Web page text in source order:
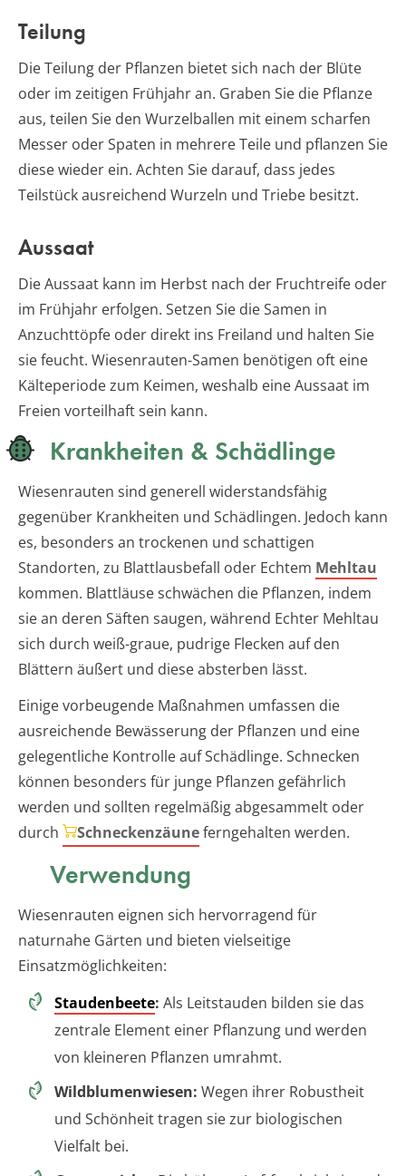
Teilung
Die Teilung der Pflanzen bietet sich nach der Blüte
oder im zeitigen Frühjahr an. Graben Sie die Pflanze
aus, teilen Sie den Wurzelballen mit einem scharfen
Messer oder Spaten in mehrere Teile und pflanzen Sie
diese wieder ein. Achten Sie darauf, dass jedes
Teilstück ausreichend Wurzeln und Triebe besitzt.
Aussaat
Die Aussaat kann im Herbst nach der Fruchtreife oder
im Frühjahr erfolgen. Setzen Sie die Samen in
Anzuchttöpfe oder direkt ins Freiland und halten Sie
sie feucht. Wiesenrauten-Samen benötigen oft eine
Kälteperiode zum Keimen, weshalb eine Aussaat im
Freien vorteilhaft sein kann.
Krankheiten & Schädlinge
Wiesenrauten sind generell widerstandsfähig
gegenüber Krankheiten und Schädlingen. Jedoch kann
es, besonders an trockenen und schattigen
Standorten, zu Blattlausbefall oder Echtem Mehltau
kommen. Blattläuse schwächen die Pflanzen, indem
sie an deren Säften saugen, während Echter Mehltau
sich durch weiß-graue, pudrige Flecken auf den
Blättern äußert und diese absterben lässt.
Einige vorbeugende Maßnahmen umfassen die
ausreichende Bewässerung der Pflanzen und eine
gelegentliche Kontrolle auf Schädlinge. Schnecken
können besonders für junge Pflanzen gefährlich
werden und sollten regelmäßig abgesammelt oder
durch
Schneckenzäuneferngehalten werden.
Verwendung
Wiesenrauten eignen sich hervorragend für
naturnahe Gärten und bieten vielseitige
Einsatzmöglichkeiten:
Staudenbeete: Als Leitstauden bilden sie das
zentrale Element einer Pflanzung und werden
von kleineren Pflanzen umrahmt.
Wildblumenwiesen: Wegen ihrer Robustheit
und Schönheit tragen sie zur biologischen
Vielfalt bei.